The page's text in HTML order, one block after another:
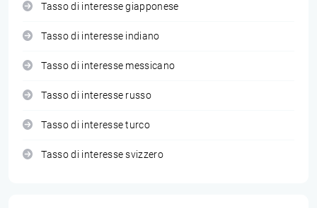
Tasso di interesse giapponese
Tasso di interesse indiano
Tasso di interesse messicano
Tasso di interesse russo
Tasso di interesse turco
Tasso di interesse svizzero